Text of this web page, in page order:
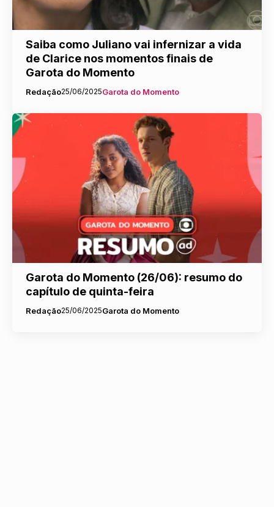
Saiba como Juliano vai infernizar a vida
de Clarice nos momentos finais de
Garota do Momento
Redação25/06/2025Garota do Momento
Garota do Momento (26/06): resumo do
capítulo de quinta-feira
Redação25/06/2025Garota do Momento